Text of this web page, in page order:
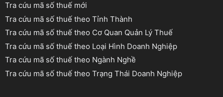
Tra cứu mã số thuế mới
Tra cứu mã số thuế theo Tỉnh Thành
Tra cứu mã số thuế theo Cơ Quan Quản Lý Thuế
Tra cứu mã số thuế theo Loại Hình Doanh Nghiệp
Tra cứu mã số thuế theo Ngành Nghề
Tra cứu mã số thuế theo Trạng Thái Doanh Nghiệp